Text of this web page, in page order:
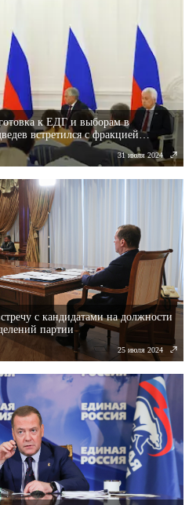
к ЕДГ и выборам в
встретился с фракцией
31 июля 2024
с кандидатами на должности
партии
25 июля 2024